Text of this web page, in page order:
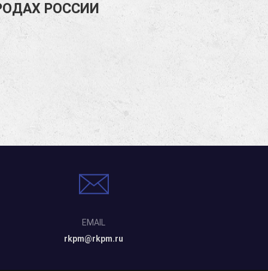
РОССИИ
EMAIL
rkpm@rkpm.ru